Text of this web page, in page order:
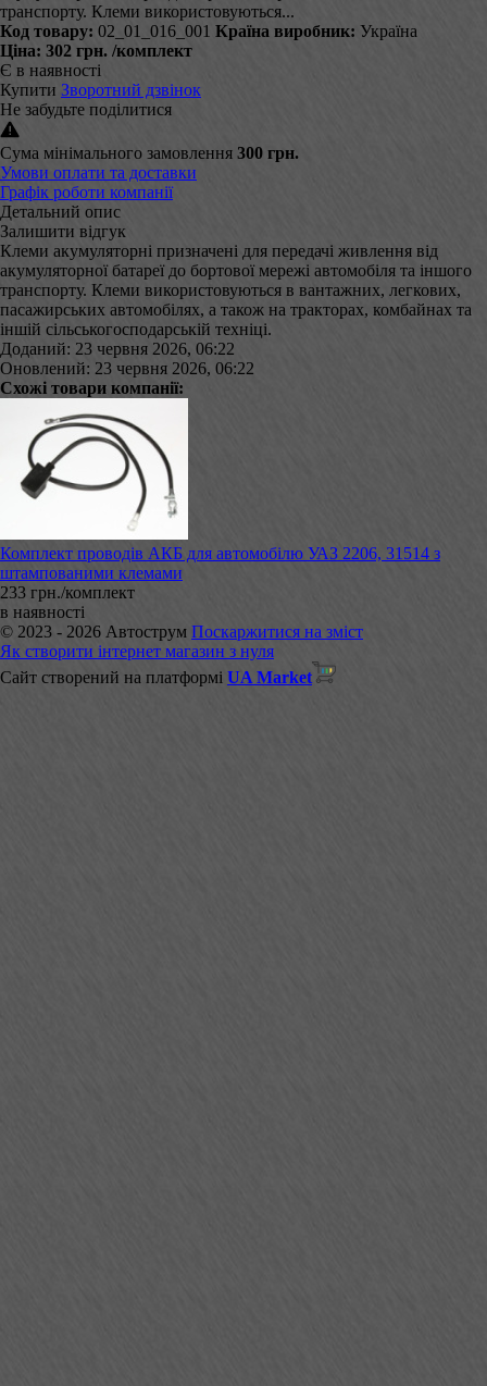
транспорту. Клеми використовуються...
Код товару: 02_01_016_001 Країна виробник: Україна
Ціна: 302 грн. /комплект
Є в наявності
Купити Зворотний дзвінок
Не забудьте поділитися
Сума мінімального замовлення 300 грн.
Умови оплати та доставки
Графік роботи компанії
Детальний опис
Залишити відгук
Клеми акумуляторні призначені для передачі живлення від
акумуляторної батареї до бортової мережі автомобіля та іншого
транспорту. Клеми використовуються в вантажних, легкових,
пасажирських автомобілях, а також на тракторах, комбайнах та
іншій сільськогосподарській техніці.
Доданий: 23 червня 2026, 06:22
Оновлений: 23 червня 2026, 06:22
Схожі товари компанії:
Комплект проводів АКБ для автомобілю УАЗ 2206, 31514 з
штампованими клемами
233 грн./комплект
в наявності
© 2023 - 2026 Автострум Поскаржитися на зміст
Як створити інтернет магазин з нуля
Сайт створений на платформі UA Market